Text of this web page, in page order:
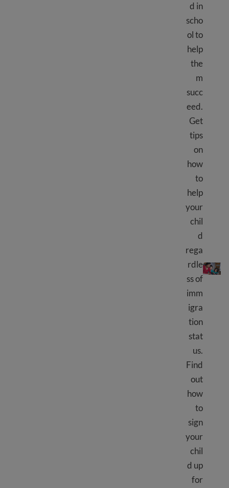
اسکول میں اپنے بچے کی مدد کریں
d in
scho
ol to
help
the
m
succ
eed.
Get
tips
on
how
to
help
your
chil
d
rega
rdle
ss of
imm
igra
tion
stat
us.
Find
out
how
to
sign
your
chil
d up
for